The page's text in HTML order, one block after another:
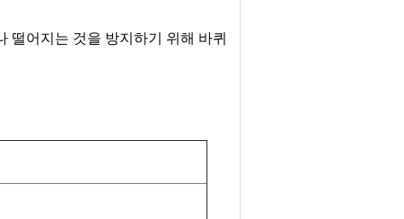
떨어지는 것을 방지하기 위해 바퀴